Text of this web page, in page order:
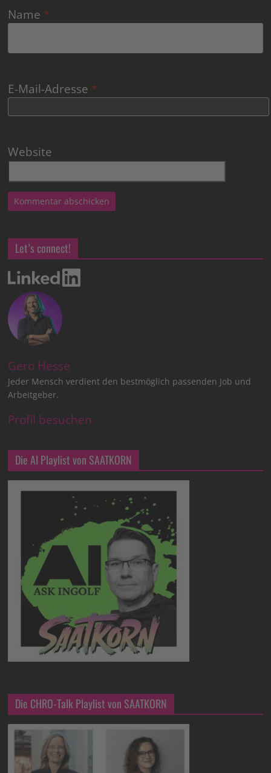
Name *
E-Mail-Adresse *
Website
Let’s connect!
Gero Hesse
Jeder Mensch verdient den bestmöglich passenden Job und
Arbeitgeber.
Profil besuchen
Die AI Playlist von SAATKORN
Die CHRO-Talk Playlist von SAATKORN